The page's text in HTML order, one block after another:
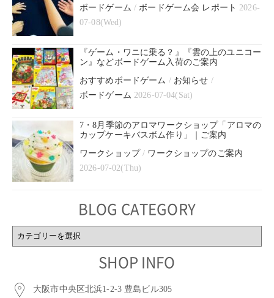
ボードゲーム / ボードゲーム会 レポート 2026-
07-08(Wed)
『ゲーム・ワニに乗る？』『雲の上のユニコー
ン』などボードゲーム入荷のご案内
おすすめボードゲーム / お知らせ /
ボードゲーム 2026-07-04(Sat)
7・8月季節のアロマワークショップ「アロマの
カップケーキバスボム作り」｜ご案内
ワークショップ/ ワークショップのご案内
2026-07-02(Thu)
BLOG CATEGORY
BLOG
CATEGORY
SHOP INFO
大阪市中央区北浜1-2-3 豊島ビル305